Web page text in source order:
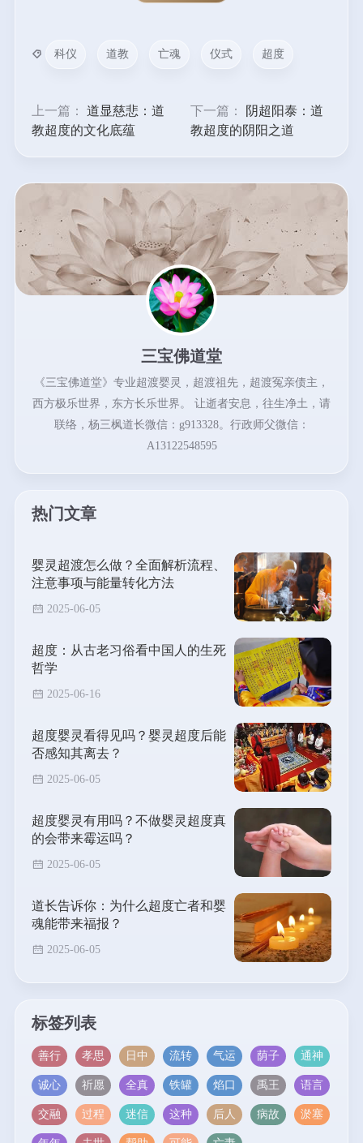
科仪 道教 亡魂 仪式 超度
上一篇：
道显慈悲：道
教超度的文化底蕴
下一篇：
阴超阳泰：道
教超度的阴阳之道
三宝佛道堂
《三宝佛道堂》专业超渡婴灵，超渡祖先，超渡冤亲债主，
西方极乐世界，东方长乐世界。 让逝者安息，往生净土，请
联络，杨三枫道长微信：g913328。行政师父微信：
A13122548595
热门文章
婴灵超渡怎么做？全面解析流程、
注意事项与能量转化方法
2025-06-05
超度：从古老习俗看中国人的生死
哲学
2025-06-16
超度婴灵看得见吗？婴灵超度后能
否感知其离去？
2025-06-05
超度婴灵有用吗？不做婴灵超度真
的会带来霉运吗？
2025-06-05
道长告诉你：为什么超度亡者和婴
魂能带来福报？
2025-06-05
标签列表
善行 孝思 日中 流转 气运 荫子 通神
诚心 祈愿 全真 铁罐 焰口 禹王 语言
交融 过程 迷信 这种 后人 病故 淤塞